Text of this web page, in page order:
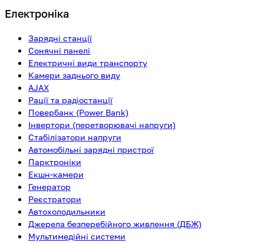
Електроніка
Зарядні станції
Сонячні панелі
Електричні види транспорту
Камери заднього виду
AJAX
Рації та радіостанції
Повербанк (Power Bank)
Інвертори (перетворювачі напруги)
Стабілізатори напруги
Автомобільні зарядні пристрої
Парктроніки
Екшн-камери
Генератор
Реєстратори
Автохолодильники
Джерела безперебійного живлення (ДБЖ)
Мультимедійні системи